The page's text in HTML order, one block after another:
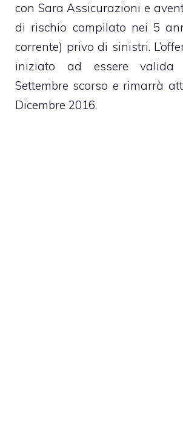
con Sara Assicurazioni e
di rischio compilato nei 5
corrente) privo di sinistri.
iniziato ad essere
Settembre scorso e rimarrà
Dicembre 2016.